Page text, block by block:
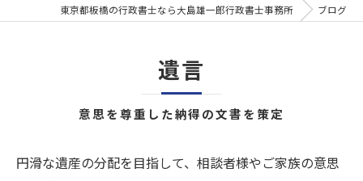
東京都板橋の行政書士なら大島雄一郎行政書士事務所 ブログ
遺言
意思を尊重した納得の文書を策定
円滑な遺産の分配を目指して、相談者様やご家族の意思